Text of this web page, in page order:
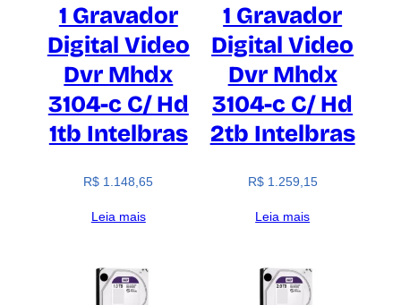
1 Gravador
Digital Video
Dvr Mhdx
3104-c C/ Hd
1tb Intelbras
R$ 1.148,65
Leia mais
1 Gravador
Digital Video
Dvr Mhdx
3104-c C/ Hd
2tb Intelbras
R$1.259,15
Leia mais